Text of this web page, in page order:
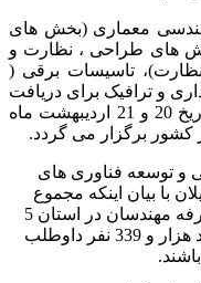
معماری (بخش های
های طراحی ، نظارت و
تاسیسات برقی (
و ترافیک برای دریافت
پروانه اشتغال بکار مهندسی پایه 3 در تاریخ 20 و 21 اردیبهشت ماه
و توسعه فناوری های
با بیان اینکه مجموع
کل شرکت کنندگان در آزمون ورود به حرفه مهندسان در استان 5
هزار و 980 نفر میباشد، گفت: از این تعداد هزار و 339 نفر داوطلب